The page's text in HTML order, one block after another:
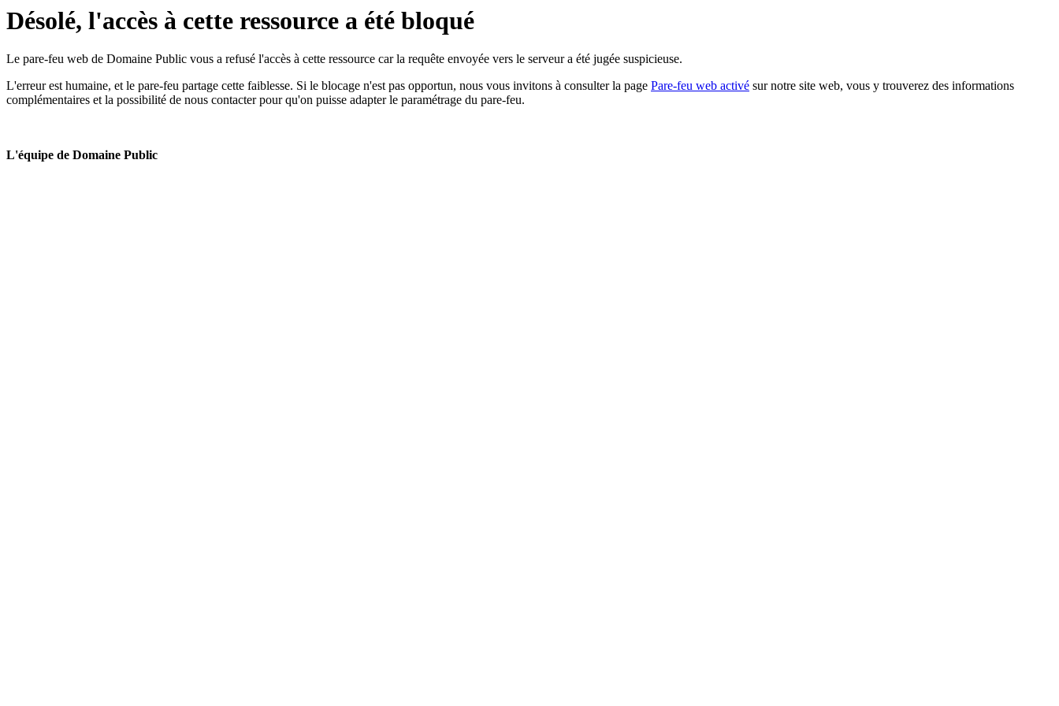
Désolé, l'accès à cette ressource a été bloqué
Le pare-feu web de Domaine Public vous a refusé l'accès à cette ressource car la requête envoyée vers le serveur a été jugée suspicieuse.
L'erreur est humaine, et le pare-feu partage cette faiblesse. Si le blocage n'est pas opportun, nous vous invitons à consulter la page Pare-feu web activé sur notre site web, vous y trouverez des informations
complémentaires et la possibilité de nous contacter pour qu'on puisse adapter le paramétrage du pare-feu.
L'équipe de Domaine Public